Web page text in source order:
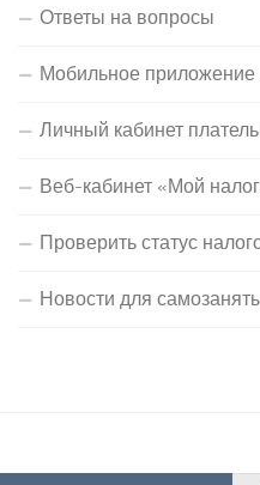
Ответы на вопросы
Мобильное
Личный кабинет
Веб-кабинет «Мой
Проверить статус
Новости для